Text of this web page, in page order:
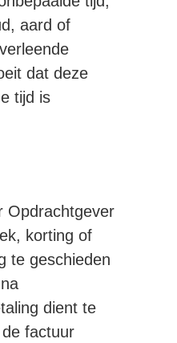
aard of
dat deze
tijd is
Opdrachtgever
korting of
te geschieden
dient te
factuur